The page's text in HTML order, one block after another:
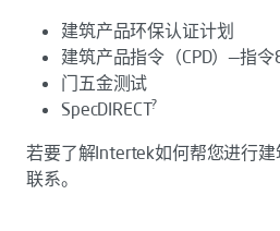
建筑产品环保认证计划
建筑产品指令（CPD）—指
门五金测试
SpecDIRECT?
若要了解Intertek如何帮您进行
联系。